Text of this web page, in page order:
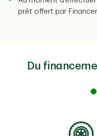
prêt offert par
Du